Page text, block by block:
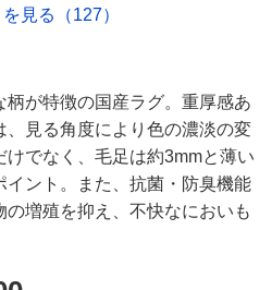
見る（127）
柄が特徴の国産ラグ。重厚感あ
、見る角度により色の濃淡の変
でなく、毛足は約3mmと薄い
イント。また、抗菌・防臭機能
増殖を抑え、不快なにおいも